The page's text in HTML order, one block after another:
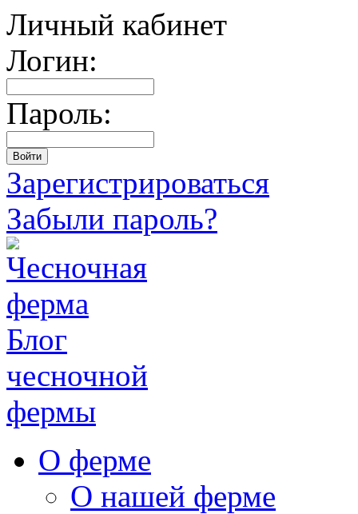
Личный кабинет
Логин:
Пароль:
Зарегистрироваться
Забыли пароль?
Блог
чесночной
фермы
О ферме
О нашей ферме